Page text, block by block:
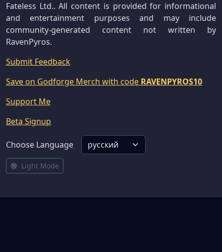
Fateless Ltd.. All content is provided for informational
and entertainment purposes and may include
community-generated content not written by
RavenPyros.
Submit Feedback
Save on Godforge Merch with code RAVENPYROS10
Support Me
Beta Signup
Choose Language
Light Mode